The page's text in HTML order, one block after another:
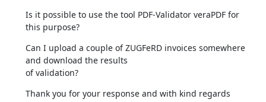
Is it possible to use the tool PDF-Validator veraPDF for
this purpose?
Can I upload a couple of ZUGFeRD invoices somewhere
and download the results
of validation?
Thank you for your response and with kind regards